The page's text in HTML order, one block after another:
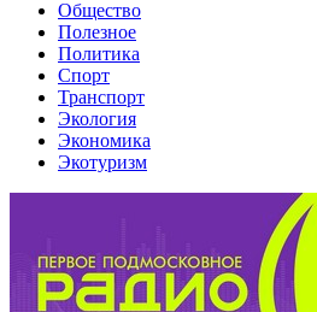
Общество
Полезное
Политика
Спорт
Транспорт
Экология
Экономика
Экотуризм